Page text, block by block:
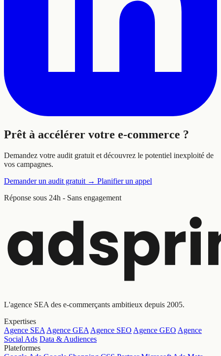
Prêt à accélérer votre e-commerce ?
Demandez votre audit gratuit et découvrez le potentiel inexploité de
vos campagnes.
Demander un audit gratuit → Planifier un appel
Réponse sous 24h - Sans engagement
L'agence SEA des e-commerçants ambitieux depuis 2005.
Expertises
Agence SEA Agence GEA Agence SEO Agence GEO Agence
Social Ads Data & Audiences
Plateformes